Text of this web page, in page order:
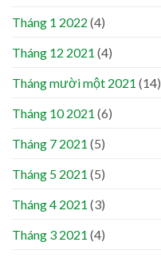
Tháng 1 2022 (4)
Tháng 12 2021 (4)
Tháng mười một 2021 (14)
Tháng 10 2021 (6)
Tháng 7 2021 (5)
Tháng 5 2021 (5)
Tháng 4 2021 (3)
Tháng 3 2021 (4)